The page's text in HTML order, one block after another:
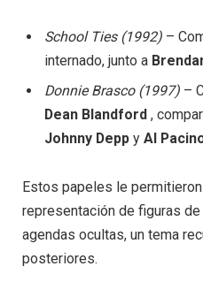
School Ties (1992) –
internado, junto a
Donnie Brasco (1997) –
Dean Blandford ,
Johnny Depp y Al
Estos papeles le
representación de figuras
agendas ocultas, un tema
posteriores.